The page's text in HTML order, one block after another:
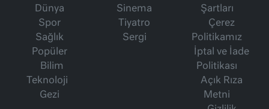
Dünya
Spor
Sağlık
Popüler
Bilim
Teknoloji
Gezi
Sinema
Tiyatro
Sergi
Şartları
Çerez
Politikamız
İptal ve İade
Politikası
Açık Rıza
Metni